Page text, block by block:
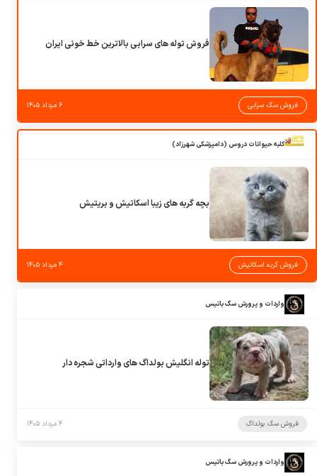
فروش توله های سرابی بالاترین خط خونی ایران
فروش سگ سرابی ۶ مرداد ۱۴۰۵
کلبه حیوانات دروس (دامپزشکی شهرزاد)
بچه گربه های زیبا اسکاتیش و بریتیش
فروش گربه اسکاتیش ۴ مرداد ۱۴۰۵
واردات و پرورش سگ باتیس
توله انگلیش بولداگ های وارداتی شجره دار
فروش سگ بولداگ ۴ مرداد ۱۴۰۵
واردات و پرورش سگ باتیس